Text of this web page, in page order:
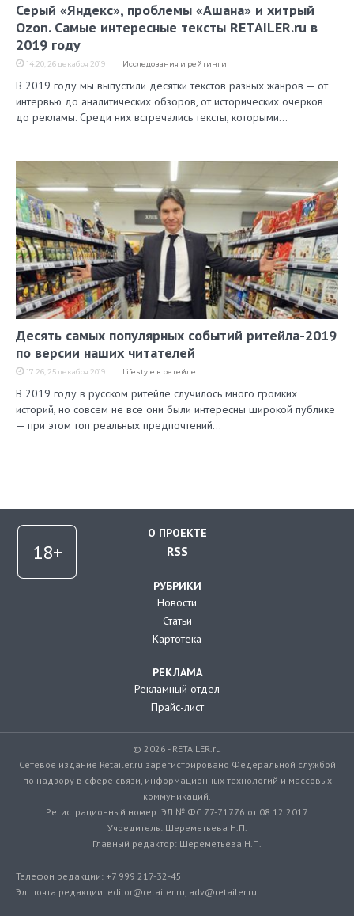
Серый «Яндекс», проблемы «Ашана» и хитрый
Ozon. Самые интересные тексты RETAILER.ru в
2019 году
14:20, 26 декабря 2019 Исследования и рейтинги
В 2019 году мы выпустили десятки текстов разных жанров — от
интервью до аналитических обзоров, от исторических очерков
до рекламы. Среди них встречались тексты, которыми…
Десять самых популярных событий ритейла-2019
по версии наших читателей
17:26, 25 декабря 2019 Lifestyle в ретейле
В 2019 году в русском ритейле случилось много громких
историй, но совсем не все они были интересны широкой публике
— при этом топ реальных предпочтений…
О ПРОЕКТЕ
RSS
РУБРИКИ
Новости
Статьи
Картотека
РЕКЛАМА
Рекламный отдел
Прайс-лист
© 2026 - RETAILER.ru
Сетевое издание Retailer.ru зарегистрировано Федеральной службой
по надзору в сфере связи, информационных технологий и массовых
коммуникаций.
Регистрационный номер: ЭЛ № ФС 77-71776 от 08.12.2017
Учредитель: Шереметьева Н.П.
Главный редактор: Шереметьева Н.П.
Телефон редакции: +7 999 217-32-45
Эл. почта редакции: editor@retailer.ru, adv@retailer.ru